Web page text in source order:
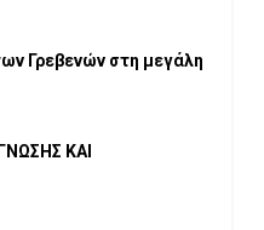
Γρεβενών στη μεγάλη
ΚΑΙ